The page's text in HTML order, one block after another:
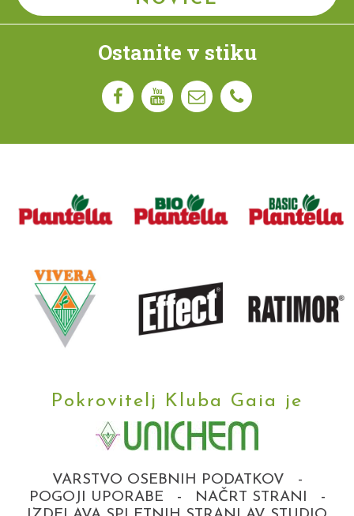
Ostanite v stiku
Pokrovitelj Kluba Gaia je
VARSTVO OSEBNIH PODATKOV
-
POGOJI UPORABE
- NAČRT STRANI
-